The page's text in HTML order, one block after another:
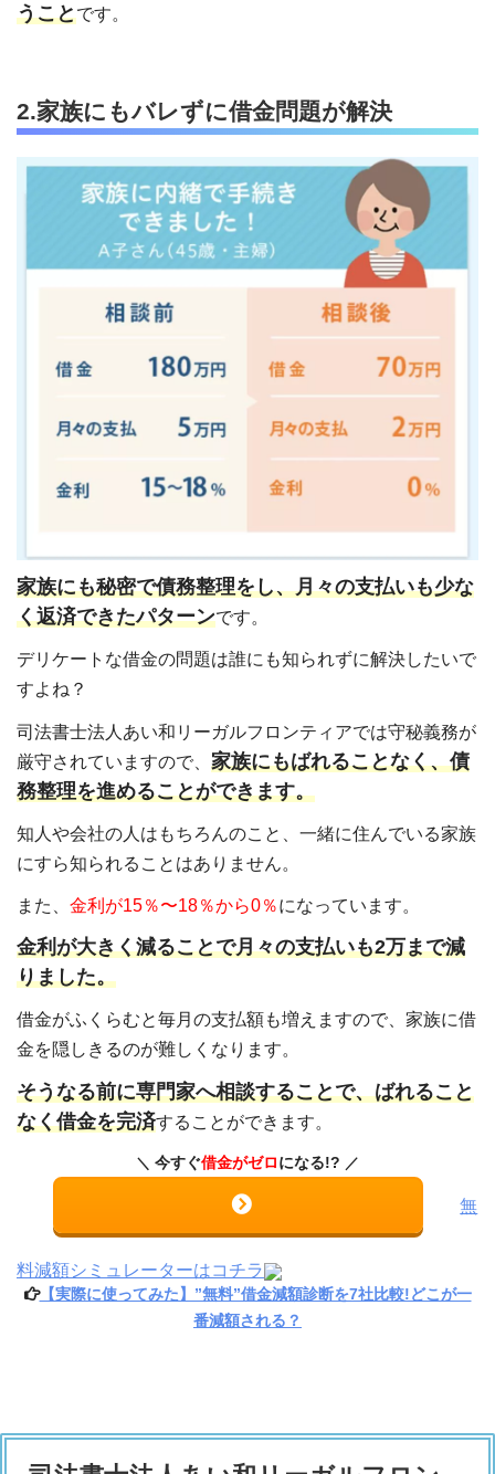
うことです。
2.家族にもバレずに借金問題が解決
家族にも秘密で債務整理をし、月々の支払いも少な
く返済できたパターンです。
デリケートな借金の問題は誰にも知られずに解決したいで
すよね？
司法書士法人あい和リーガルフロンティアでは守秘義務が
厳守されていますので、 家族にもばれることなく、債
務整理を進めることができます。
知人や会社の人はもちろんのこと、一緒に住んでいる家族
にすら知られることはありません。
また、 金利が15％〜18％から0％になっています。
金利が大きく減ることで月々の支払いも2万まで減
りました。
借金がふくらむと毎月の支払額も増えますので、家族に借
金を隠しきるのが難しくなります。
そうなる前に専門家へ相談することで、ばれること
なく借金を完済することができます。
今すぐ借金がゼロになる!?
無
料減額シミュレーターはコチラ
【実際に使ってみた】”無料”借金減額診断を7社比較!どこが一
番減額される？